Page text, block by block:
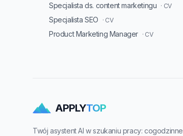
Specjalista ds. content marketingu · CV
Specjalista SEO · CV
Product Marketing Manager · CV
APPLYTOP
Twój asystent AI w szukaniu pracy: cogodzinne